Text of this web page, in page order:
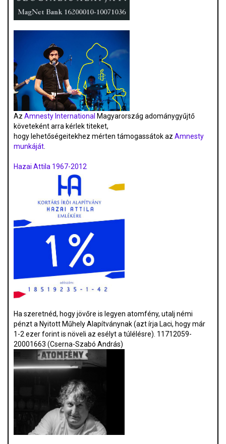
Az Amnesty International Magyarország adománygyűjtő
követeként arra kérlek titeket,
hogy lehetőségeitekhez mérten támogassátok az Amnesty
munkáját.
Hazai Attila 1967-2012
Ha szeretnéd, hogy jövőre is legyen atomfény, utalj némi
pénzt a Nyitott Műhely Alapítványnak (azt írja Laci, hogy már
1-2 ezer forint is növeli az esélyt a túlélésre). 11712059-
20001663 (Cserna-Szabó András)